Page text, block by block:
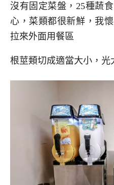
沒有固定菜盤，25種蔬
心，菜類都很新鮮，我
拉來外面用餐區
根莖類切成適當大小，光